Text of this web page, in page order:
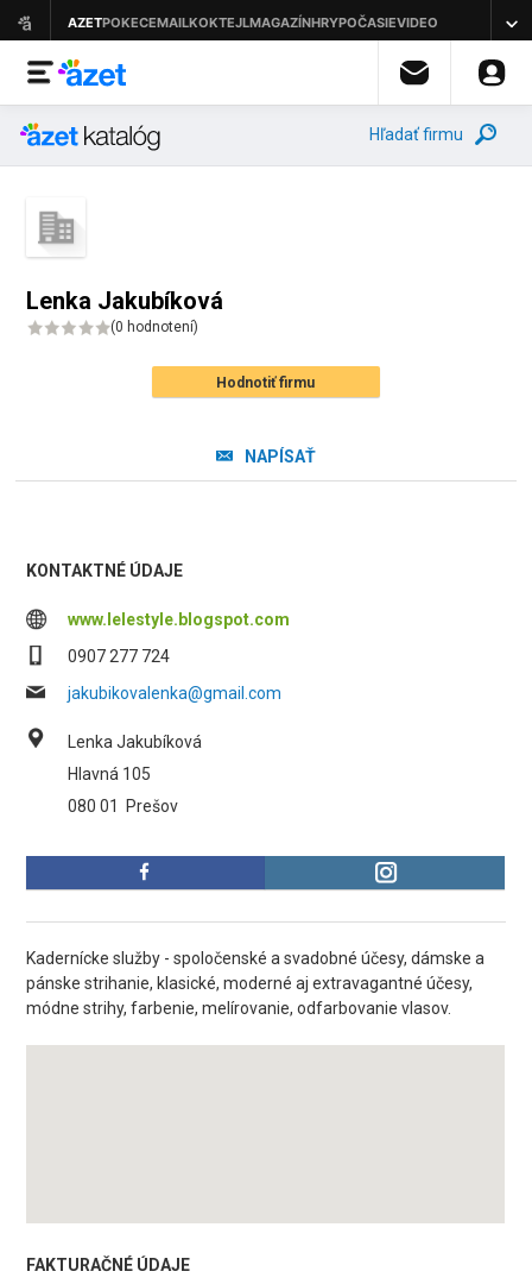
Hľadať firmu
Lenka Jakubíková
(0 hodnotení)
Hodnotiť firmu
NAPÍSAŤ
KONTAKTNÉ ÚDAJE
www.lelestyle.blogspot.com
0907 277 724
jakubikovalenka@gmail.com
Lenka Jakubíková
Hlavná 105
080 01
Prešov
Kadernícke služby - spoločenské a svadobné účesy, dámske a
pánske strihanie, klasické, moderné aj extravagantné účesy,
módne strihy, farbenie, melírovanie, odfarbovanie vlasov.
FAKTURAČNÉ ÚDAJE